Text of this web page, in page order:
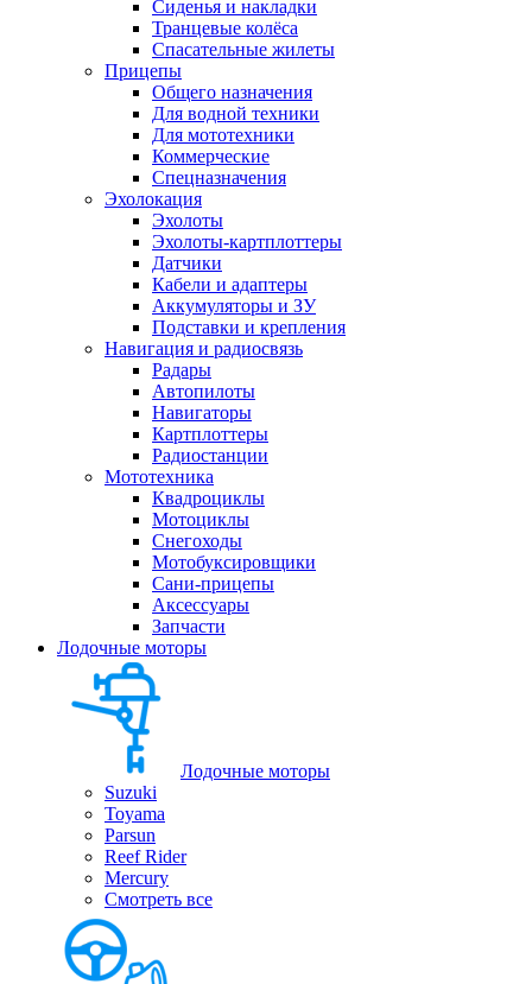
Сиденья и накладки
Транцевые колёса
Спасательные жилеты
Прицепы
Общего назначения
Для водной техники
Для мототехники
Коммерческие
Спецназначения
Эхолокация
Эхолоты
Эхолоты-картплоттеры
Датчики
Кабели и адаптеры
Аккумуляторы и ЗУ
Подставки и крепления
Навигация и радиосвязь
Радары
Автопилоты
Навигаторы
Картплоттеры
Радиостанции
Мототехника
Квадроциклы
Мотоциклы
Снегоходы
Мотобуксировщики
Сани-прицепы
Аксессуары
Запчасти
Лодочные моторы
Лодочные моторы
Suzuki
Toyama
Parsun
Reef Rider
Mercury
Смотреть все